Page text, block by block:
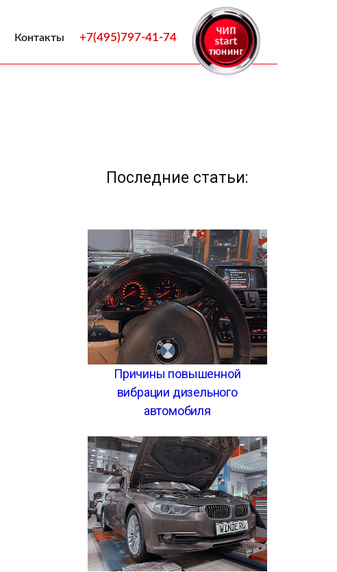
Контакты +7(495)797-41-74
Последние статьи:
Причины повышенной
вибрации дизельного
автомобиля